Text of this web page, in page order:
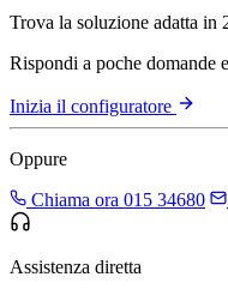
Trova la soluzione adatta in
Rispondi a poche domande
Inizia il configuratore
Oppure
Chiama ora 015 34680
Assistenza diretta